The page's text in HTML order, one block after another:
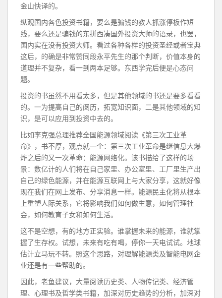
金山快译的。
纵观国内各色投资书籍，要么是骗钱的教人抓涨停板作短
线，要么还是骗钱的东拼西凑国外投资大师的语录，也罢，
国内实在没有投资大师。看过各种各样的投资圣经或者宝典
这后，的确是非常赞同段永平先生的那个判断，价值本身的
道理并不复杂，看一到两本足够。东西学完后便是心态问
题。
投资的书虽然不用看太多，但是其他领域的书还是要多看看
的。一为提高自己的阅历，拓宽知识面，二是其他领域的知
识，是可以应用到投资中去的。
比如李克强总理推荐全国能源领域阅读《第三次工业革
命》，书不厚，观点就一个：第三次工业革命是继信息大爆
炸之后的又一次革命：能源网络化。该书描给了这样的场
景：数亿计的人们将在自己家里、办公室里、工厂里生产出
自己的绿色能源，并在能源互联网上与大家分享，这就好像
现在我们在网上发布、分享消息一样。能源民主化将从根本
上重塑人际关系，它将影响我们如何做生意，如何管理社
会，如何教育子女和如何生活。
这不是空想，有的地方正实验。谁掌握未来的能源，谁就掌
握了生存权。试想，未来有吃有喝，停你一天电试试。地球
估计立马玩不转。照这个思路，对理解能源类及智能电网企
业还是有一些帮助的。
因此，老鱼建议，大量阅读历史类、人物传记类、经济管
理、心理书及哲学类书籍，加深对历史趋势的分析，加深对